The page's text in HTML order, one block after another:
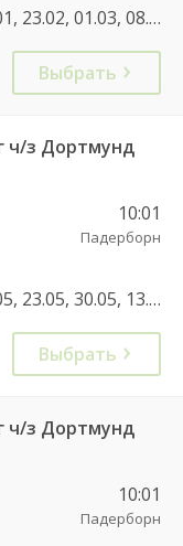
05.01, 11.01, 12.01, 18.01, 25.01, 26.01, 23.02, 01.03, 08.01, 08.03, 15.03, 21.03, 22.03, 18.07, 07.11, 14.11, 12.12, 19.12, 27.12, 27.02
Выбрать
ч/з Дортмунд
10:01
Падерборн
04.04, 18.04, 25.04, 02.05, 09.05, 16.05, 23.05, 30.05, 13.06, 23.06, 30.06, 04.07, 11.07, 14.07, 25.07, 20.09, 10.10, 18.10, 24.10, 29.05, 12.06, 19.06, 26.06, 03.07, 10.07, 24.07, 07.08, 25.09
Выбрать
ч/з Дортмунд
10:01
Падерборн